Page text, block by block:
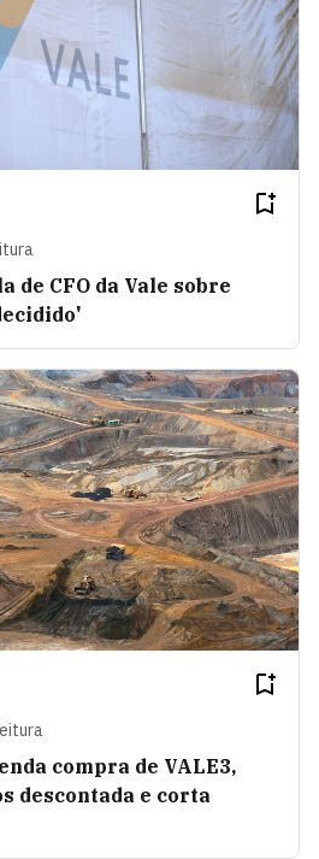
de CFO da Vale sobre
compra de VALE3,
descontada e corta